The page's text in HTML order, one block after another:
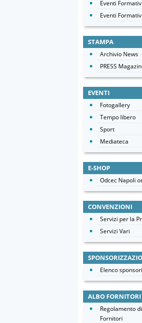
Eventi Formativi
Eventi
STAMPA
Archivio News
PRESS
EVENTI
Fotogallery
Tempo libero
Sport
Mediateca
E-SHOP
Odcec Napoli
CONVENZIONI
Servizi per la
Servizi Vari
Elenco
ALBO FORNITORI
Regolamento
Fornitori